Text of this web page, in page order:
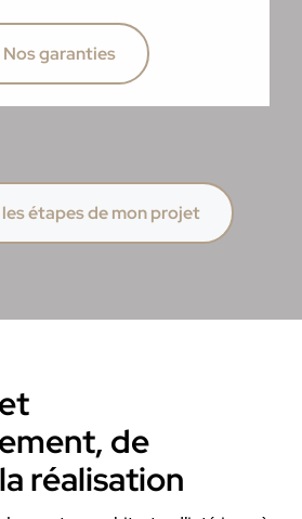
Nos garanties
étapes de mon projet
de
réalisation